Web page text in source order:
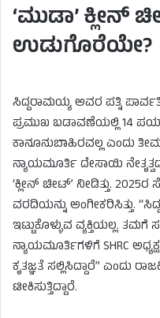
‘ಮುಡಾ’ ಕ್ಲೀನ್
ಉಡುಗೊರೆಯೇ?
ಸಿದ್ದರಾಮಯ್ಯ ಅವರ ಪತ್ನಿ
ಪ್ರಮುಖ ಬಡಾವಣೆಯಲ್ಲಿ 14
ಕಾನೂನುಬಾಹಿರವಲ್ಲ ಎಂದು
ನ್ಯಾಯಮೂರ್ತಿ ದೇಸಾಯಿ
‘ಕ್ಲೀನ್ ಚೀಟ್’ ನೀಡಿತ್ತು.
ವರದಿಯನ್ನು ಅಂಗೀಕರಿಸಿತ್ತು.
ಇಟ್ಟುಕೊಳ್ಳುವ ವ್ಯಕ್ತಿಯಲ್ಲ.
ನ್ಯಾಯಮೂರ್ತಿಗಳಿಗೆ SHRC
ಕೃತಜ್ಞತೆ ಸಲ್ಲಿಸಿದ್ದಾರೆ” ಎಂದು
ಟೀಕಿಸುತ್ತಿದ್ದಾರೆ.